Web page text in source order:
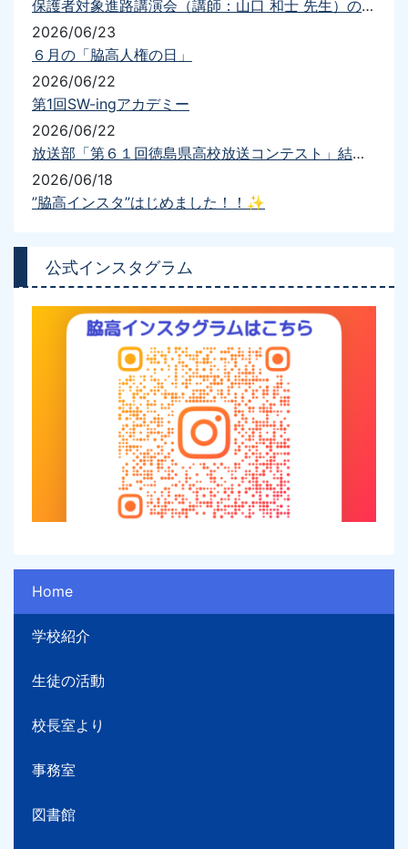
公式インスタグラム
Home
学校紹介
生徒の活動
校長室より
事務室
図書館
保護者対象進路講演会（講師：山口 和士 先生）の開催について
2026/06/23
６月の「脇高人権の日」
2026/06/22
第1回SW-ingアカデミー
2026/06/22
放送部「第６１回徳島県高校放送コンテスト」結果報告
2026/06/18
”脇高インスタ”はじめました！！✨